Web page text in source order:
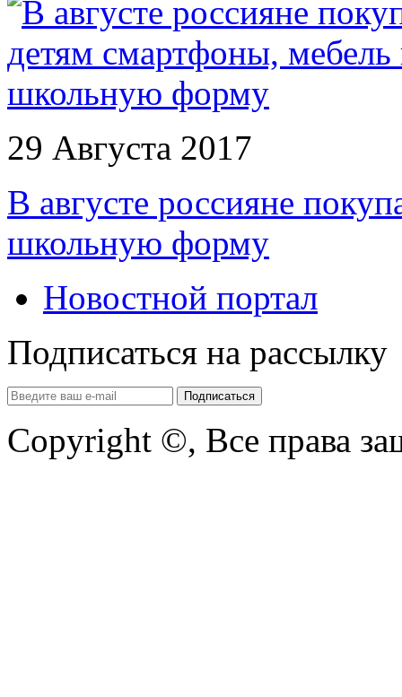
29 Августа 2017
В августе россияне
школьную форму
Новостной портал
Подписаться на рассылку
Copyright ©, Все права